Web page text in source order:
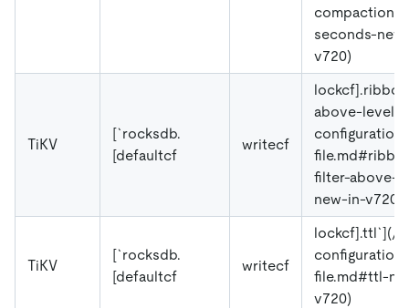
compaction-
seconds-
v720)
TiKV
[`rocksdb.
[defaultcf
writecf
above-
configuration-
filter-above-
new-in-v720)
TiKV
[`rocksdb.
[defaultcf
writecf
lockcf].ttl`](/
configuration-
file.md#ttl-
v720)